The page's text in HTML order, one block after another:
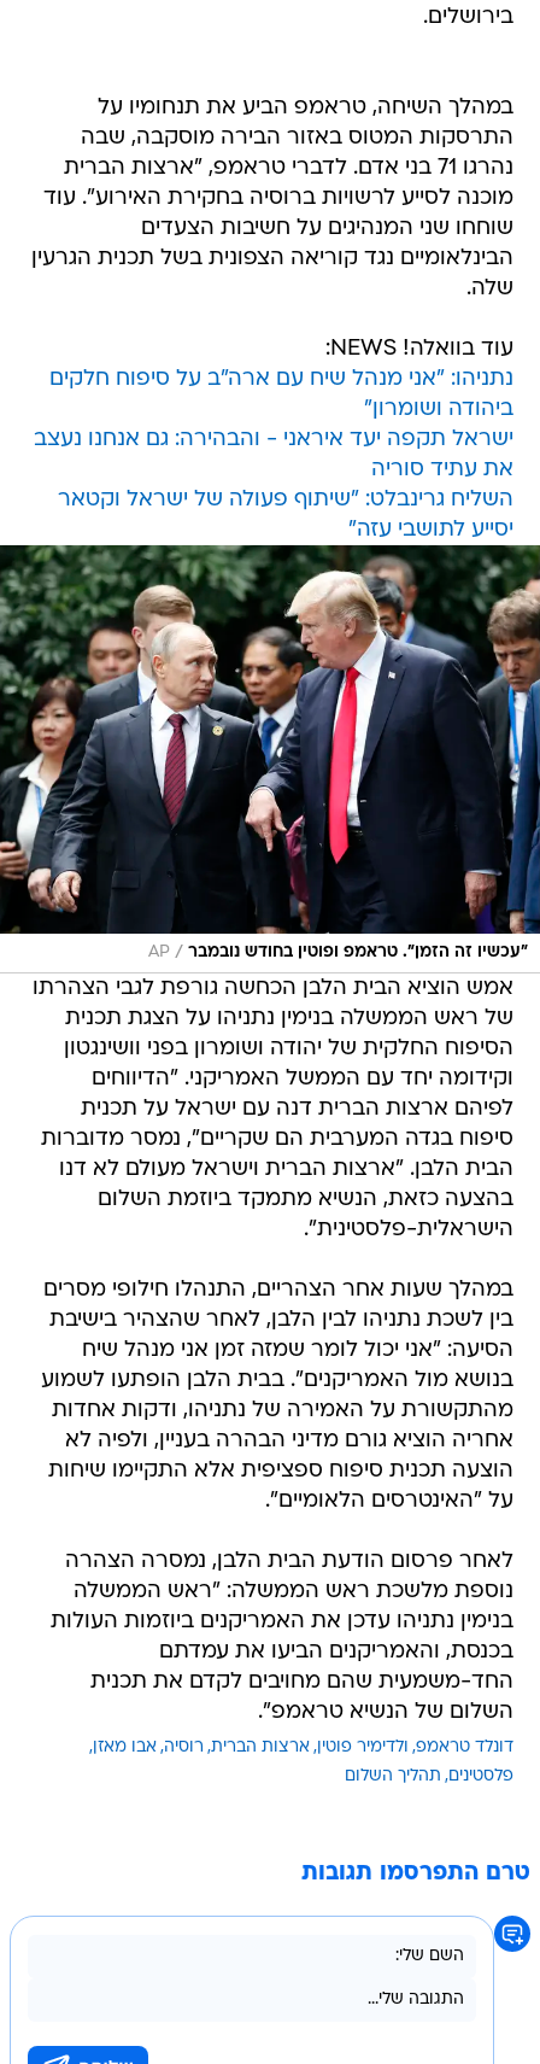
בירושלים.
במהלך השיחה, טראמפ הביע את תנחומיו על
התרסקות המטוס באזור הבירה מוסקבה, שבה
נהרגו 71 בני אדם. לדברי טראמפ, "ארצות הברית
מוכנה לסייע לרשויות ברוסיה בחקירת האירוע". עוד
שוחחו שני המנהיגים על חשיבות הצעדים
הבינלאומיים נגד קוריאה הצפונית בשל תכנית הגרעין
שלה.
עוד בוואלה! NEWS:
נתניהו: "אני מנהל שיח עם ארה"ב על סיפוח חלקים
ביהודה ושומרון"
ישראל תקפה יעד איראני - והבהירה: גם אנחנו נעצב
את עתיד סוריה
השליח גרינבלט: "שיתוף פעולה של ישראל וקטאר
יסייע לתושבי עזה"
"עכשיו זה הזמן". טראמפ ופוטין בחודש נובמבר /
AP
אמש הוציא הבית הלבן הכחשה גורפת לגבי הצהרתו
של ראש הממשלה בנימין נתניהו על הצגת תכנית
הסיפוח החלקית של יהודה ושומרון בפני וושינגטון
וקידומה יחד עם הממשל האמריקני. "הדיווחים
לפיהם ארצות הברית דנה עם ישראל על תכנית
סיפוח בגדה המערבית הם שקריים", נמסר מדוברות
הבית הלבן. "ארצות הברית וישראל מעולם לא דנו
בהצעה כזאת, הנשיא מתמקד ביוזמת השלום
הישראלית-פלסטינית".
במהלך שעות אחר הצהריים, התנהלו חילופי מסרים
בין לשכת נתניהו לבין הלבן, לאחר שהצהיר בישיבת
הסיעה: "אני יכול לומר שמזה זמן אני מנהל שיח
בנושא מול האמריקנים". בבית הלבן הופתעו לשמוע
מהתקשורת על האמירה של נתניהו, ודקות אחדות
אחריה הוציא גורם מדיני הבהרה בעניין, ולפיה לא
הוצעה תכנית סיפוח ספציפית אלא התקיימו שיחות
על "האינטרסים הלאומיים".
לאחר פרסום הודעת הבית הלבן, נמסרה הצהרה
נוספת מלשכת ראש הממשלה: "ראש הממשלה
בנימין נתניהו עדכן את האמריקנים ביוזמות העולות
בכנסת, והאמריקנים הביעו את עמדתם
החד-משמעית שהם מחויבים לקדם את תכנית
השלום של הנשיא טראמפ".
דונלד טראמפ ולדימיר פוטין ארצות הברית רוסיה אבו מאזן
פלסטינים תהליך השלום
טרם התפרסמו תגובות